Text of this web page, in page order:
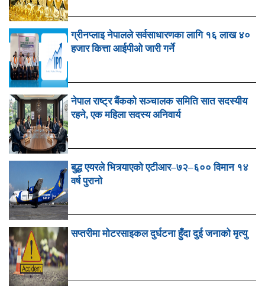
ग्रीनप्लाइ नेपालले सर्वसाधारणका लागि १६ लाख ४०
हजार कित्ता आईपीओ जारी गर्ने
नेपाल राष्ट्र बैंकको सञ्चालक समिति सात सदस्यीय
रहने, एक महिला सदस्य अनिवार्य
बुद्ध एयरले भित्र्याएको एटीआर–७२–६०० विमान १४
वर्ष पुरानो
सप्तरीमा मोटरसाइकल दुर्घटना हुँदा दुई जनाको मृत्यु